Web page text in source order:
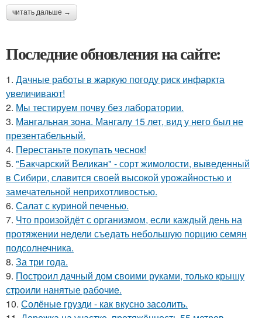
читать дальше →
Последние обновления на сайте:
1. Дачные работы в жаркую погоду риск инфаркта
увеличивают!
2. Мы тестируем почву без лаборатории.
3. Мангальная зона. Мангалу 15 лет, вид у него был не
презентабельный.
4. Перестаньте покупать чеснок!
5. "Бакчарский Великан" - сорт жимолости, выведенный
в Сибири, славится своей высокой урожайностью и
замечательной неприхотливостью.
6. Салат с куриной печенью.
7. Что произойдёт с организмом, если каждый день на
протяжении недели съедать небольшую порцию семян
подсолнечника.
8. За три года.
9. Построил дачный дом своими руками, только крышу
строили нанятые рабочие.
10. Солёные грузди - как вкусно засолить.